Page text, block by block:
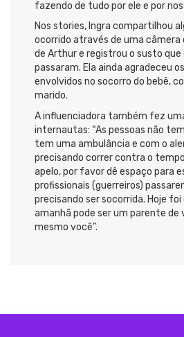
fazendo de tudo por ele e por
Nos stories, Ingra compartilhou
ocorrido através de uma câmera
de Arthur e registrou o susto que
passaram. Ela ainda agradeceu
envolvidos no socorro do bebê,
marido.
A influenciadora também fez
internautas: “As pessoas não
tem uma ambulância e com o
precisando correr contra o
apelo, por favor dê espaço para
profissionais (guerreiros)
precisando ser socorrida. Hoje foi
amanhã pode ser um parente de
mesmo você”.